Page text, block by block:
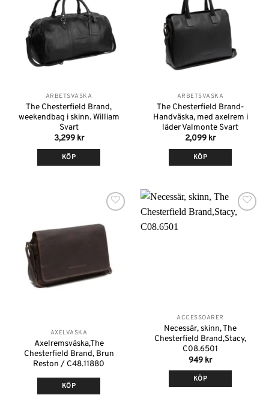
ARBETSVÄSKA
The Chesterfield Brand,
weekendbag i skinn. William
Svart
3,299 kr
KÖP
ARBETSVÄSKA
The Chesterfield Brand-
Handväska, med axelrem i
läder Valmonte Svart
2,099 kr
KÖP
önskelistan
AXELVÄSKA
Axelremsväska,The
Chesterfield Brand, Brun
Reston / C48.11880
KÖP
Lägg till i
ACCESSOARER
Necessär, skinn, The
Chesterfield Brand,Stacy,
C08.6501
949 kr
KÖP